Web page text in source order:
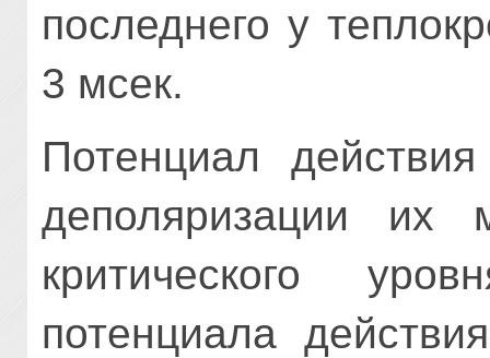
последнего у
3 мсек.
Потенциал
деполяризации их
критического
потенциала